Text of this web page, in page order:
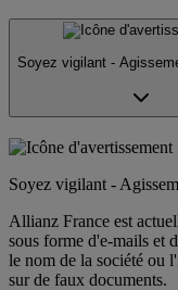
Soyez vigilant -
Soyez vigilant -
Allianz France est
sous forme d'e-mails et
le nom de la société ou
sur de faux documents.